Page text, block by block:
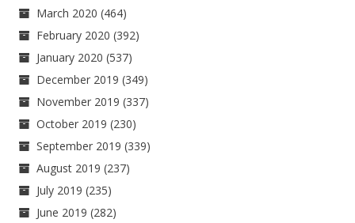
March 2020 (464)
February 2020 (392)
January 2020 (537)
December 2019 (349)
November 2019 (337)
October 2019 (230)
September 2019 (339)
August 2019 (237)
July 2019 (235)
June 2019 (282)